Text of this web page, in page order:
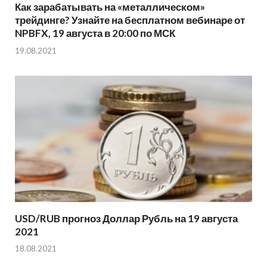
Как зарабатывать на «металлическом»
трейдинге? Узнайте на бесплатном вебинаре от
NPBFX, 19 августа в 20:00 по МСК
19.08.2021
USD/RUB прогноз Доллар Рубль на 19 августа
2021
18.08.2021